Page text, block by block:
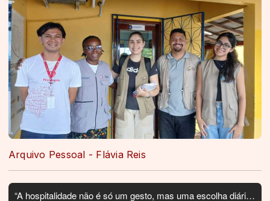
Arquivo Pessoal - Flávia Reis